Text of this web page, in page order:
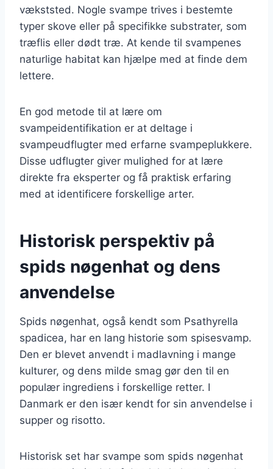
vækststed. Nogle svampe trives i bestemte
typer skove eller på specifikke substrater, som
træflis eller dødt træ. At kende til svampenes
naturlige habitat kan hjælpe med at finde dem
lettere.
En god metode til at lære om
svampeidentifikation er at deltage i
svampeudflugter med erfarne svampeplukkere.
Disse udflugter giver mulighed for at lære
direkte fra eksperter og få praktisk erfaring
med at identificere forskellige arter.
Historisk perspektiv på
spids nøgenhat og dens
anvendelse
Spids nøgenhat, også kendt som Psathyrella
spadicea, har en lang historie som spisesvamp.
Den er blevet anvendt i madlavning i mange
kulturer, og dens milde smag gør den til en
populær ingrediens i forskellige retter. I
Danmark er den især kendt for sin anvendelse i
supper og risotto.
Historisk set har svampe som spids nøgenhat